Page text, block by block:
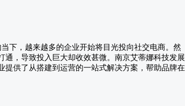
下，越来越多的企业开始将目光投向社交电商。然
，导致投入巨大却收效甚微。南京艾蒂娜科技发展
供了从搭建到运营的一站式解决方案，帮助品牌在